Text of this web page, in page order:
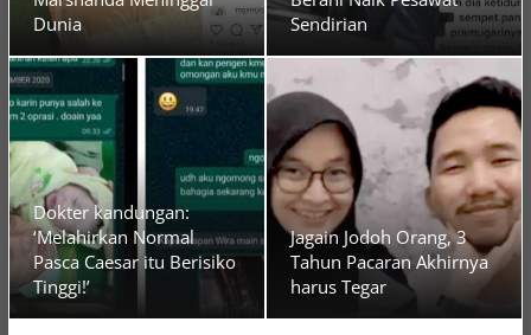
Dunia
Sendirian
Dokter kandungan:
‘Melahirkan Normal
Pasca Caesar itu Berisiko
Tinggi!’
Jagain Jodoh Orang, 3
Tahun Pacaran Akhirnya
harus Tegar